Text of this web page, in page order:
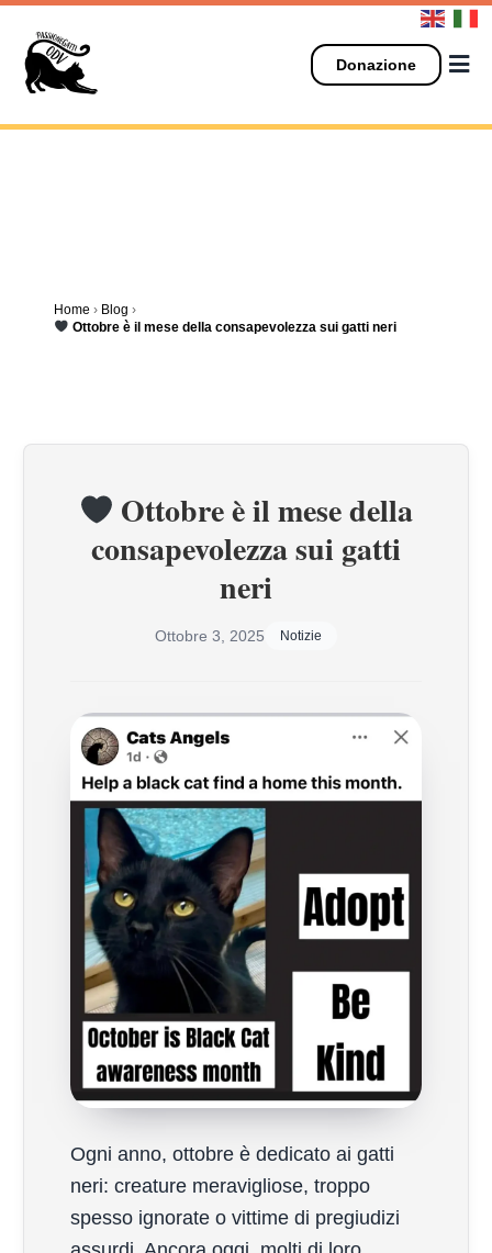
Salta
contenuto
Donazione
Home › Blog ›
Ottobre è il mese della consapevolezza sui gatti neri
Ottobre è il mese della
consapevolezza sui gatti
neri
Ottobre 3, 2025 Notizie
Ogni anno, ottobre è dedicato ai gatti
neri: creature meravigliose, troppo
spesso ignorate o vittime di pregiudizi